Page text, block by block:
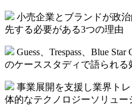
小売企業とブランドが政
先する必要がある3つの理由
Guess、Trespass、Blue
のケーススタディで語られる
事業展開を支援し業界ト
体的なテクノロジーソリュー